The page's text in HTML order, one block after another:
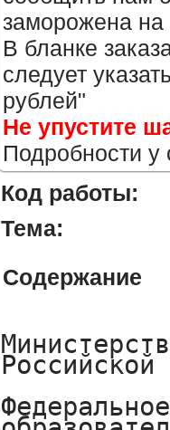
заморожена
В бланке
следует
рублей"
Не упустите
Подробности
Код работы:
Тема:
Содержание
Министерство образования и науки Российской Федерации

Федеральное государственное бюджетное образовательное учреждение

высшего профессионального образования

«Уральский государственный экономический университет»

Институт торговли, питания и сервиса

Кафедра управления качеством









Курсовая работа

по курсу: Всеобщее управление качеством

на тему: «Управление персоналом в условиях TQM»









Исполнитель:

студент гр. УК-13                   _______________                         А.В. Рахно



Научный руководитель:

профессор, д.т.н.                     _______________                   Л.Г. Протасова















Екатеринбург 2016

СОДЕРЖАНИЕ

Введение	3

1 Теоретические основы cущности TQM	5

управление персоналом в условиях TQM	5

	1.1 Сущность TQM (всеобщее управление качеством)	5

1.2 История возникновения и развития TQM	7

1.3 Основные принципы TQM	8

1.4 Управление персоналом в условиях TQM	14

2  Управление персоналом в условиях tqm на предприятии ТОО «Профинтел»	23

2.1 Общая характеристика тоо «Профинтел»	23

2.2 Организационна структура предприятия	24

2.3 Анализ системы управления персонала на предприятии ТОО «Профинтел»	26

Заключение	29

Список использованных источников	31

































                                    

 ВВЕДЕНИЕ



Концепция Всеобщего Управления Качеством (Total Quality Management - TQM) помогает решить проблемы, связанные с повышением эффективности управления производством, вовлеченности работников, увеличения выпуска  качественной продукции. Основная суть TQM заключается в том, что ключевым понятием в бизнесе является качество работ, направленное на полное удовлетворение потребностей клиентов. И этим качеством нужно управлять. Естественно, что за простой сутью скрывается кропотливая работа как по созданию системы, способной эффективно создавать условия, при которых качество будет стоять во главе производственного процесса. 

TQM - новая философия бизнеса "Всеобъемлющее управление качеством" - современная концепция, включающая в себя множество  известных методов организации работ, принципов увеличения комплексной производительности (т. е. не только производительности труда) и мероприятий по совершенствованию процессов. [1,c]

TQM призвана развивать успех предприятия по направлениям: всесторонний учет потребительских требований; снижение количества нареканий со стороны потребителей; сохранение постоянной клиентуры; привлечение новых потребителей; повышение эффективности организационных процессов; снижение затрат за счет уменьшения потерь; повышение прибыльности; захват большей рыночной доли; поддержание конкурентного преимущества; ориентация на персонал. [1,с]

Принципы TQM, система менеджмента качества - не панацея, но возможность что-то изменить. Только комплексное, дифференцированное воздействие на персонал и менеджмент, с учетом социальных, психологических и экономических условий, изменяет культуру организации, взгляд людей на злободневные проблемы качества. Все выше перечисленное определяет актуальность выбранной темы. [3,c]

Целью курсовой работы – анализ и совершенствование управления персоналом в условиях TQM. 

Задачи:

1.Изучить сущность и принципы TQM.

2.Особенности управления